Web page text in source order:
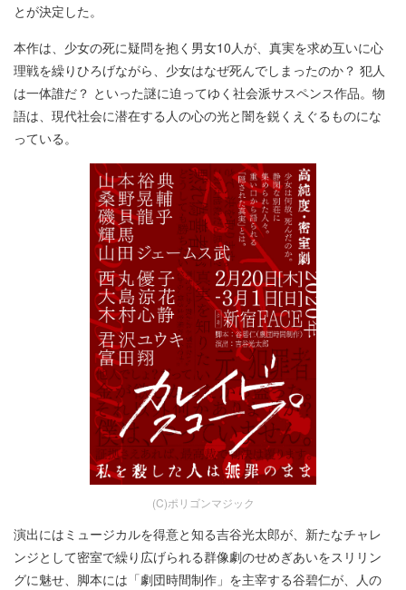
とが決定した。
本作は、少女の死に疑問を抱く男女10人が、真実を求め互いに心
理戦を繰りひろげながら、少女はなぜ死んでしまったのか？ 犯人
は一体誰だ？ といった謎に迫ってゆく社会派サスペンス作品。物
語は、現代社会に潜在する人の心の光と闇を鋭くえぐるものにな
っている。
(C)ポリゴンマジック
演出にはミュージカルを得意と知る吉谷光太郎が、新たなチャレ
ンジとして密室で繰り広げられる群像劇のせめぎあいをスリリン
グに魅せ、脚本には「劇団時間制作」を主宰する谷碧仁が、人の